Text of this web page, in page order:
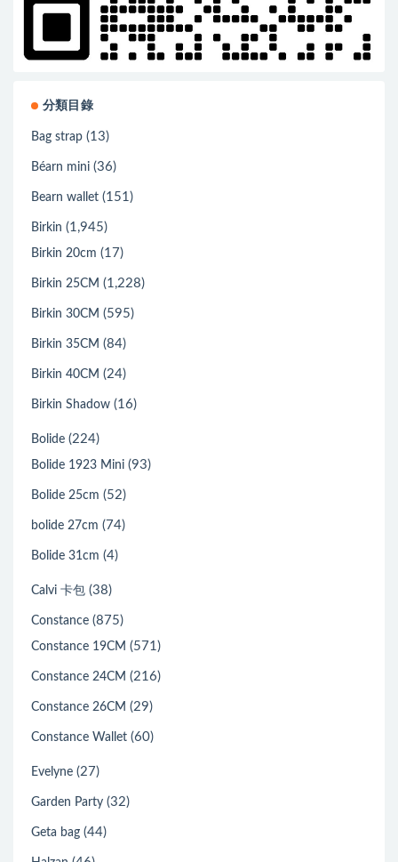
分類目錄
Bag strap (13)
Béarn mini (36)
Bearn wallet (151)
Birkin (1,945)
Birkin 20cm (17)
Birkin 25CM (1,228)
Birkin 30CM (595)
Birkin 35CM (84)
Birkin 40CM (24)
Birkin Shadow (16)
Bolide (224)
Bolide 1923 Mini (93)
Bolide 25cm (52)
bolide 27cm (74)
Bolide 31cm (4)
Calvi 卡包 (38)
Constance (875)
Constance 19CM (571)
Constance 24CM (216)
Constance 26CM (29)
Constance Wallet (60)
Evelyne (27)
Garden Party (32)
Geta bag (44)